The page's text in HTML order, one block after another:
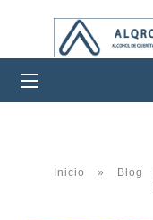
Inicio » Blog